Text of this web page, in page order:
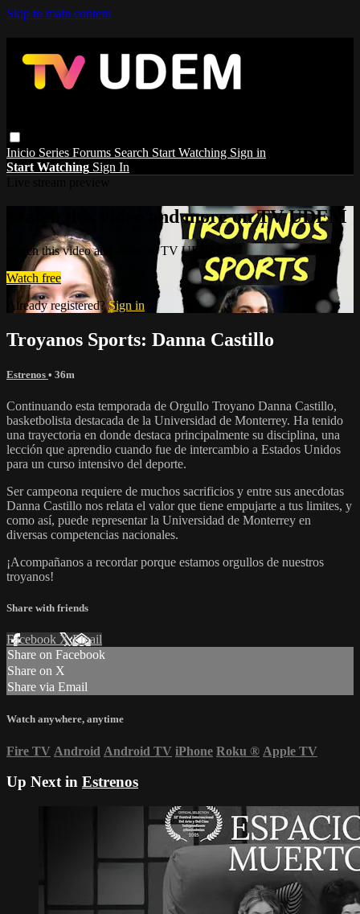
Skip to main content
Inicio Series Forums Search Start Watching Sign in
Start Watching Sign In
Watch this video and more on TV UDEM
Watch this video and more on TV UDEM
Watch free
Already registered?Sign in
Troyanos Sports: Danna Castillo
Estrenos • 36m
Continuando esta temporada de Orgullo Troyano Danna Castillo,
basketbolista destacada de la Universidad de Monterrey. Ha tenido
una trayectoria en donde destaca principalmente su disciplina, una
lección que aprendio cuando fue de intercambio a Estados Unidos
para un curso intensivo del deporte.
Ser campeona requiere de muchos sacrificios y entre sus anecdotas
Danna Castillo nos relata el valor que tiene empujarte a tus limites, y
como así, puede representar la Universidad de Monterrey en
diversas competencias nacionales.
¡Acompañanos a recordar porque estamos orgullos de nuestros
troyanos!
Share with friends
Facebook XEmail
Share on Facebook
Share on X
Share via Email
Watch anywhere, anytime
Fire TV Android Android TV iPhone Roku ® Apple TV
Up Next in Estrenos